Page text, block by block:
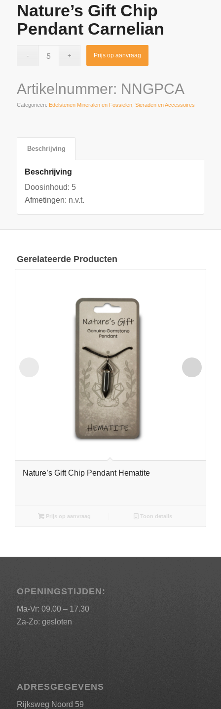
Nature’s Gift Chip
Pendant Carnelian
Prijs op aanvraag
Artikelnummer: NNGPCA
Categorieën: Edelstenen Mineralen en Fossielen, Sieraden en Accessoires
Beschrijving
Beschrijving
Doosinhoud: 5
Afmetingen: n.v.t.
Gerelateerde Producten
Nature’s Gift Chip Pendant Hematite
Prijs op aanvraag Toon details
OPENINGSTIJDEN:
Ma-Vr: 09.00 – 17.30
Za-Zo: gesloten
ADRESGEGEVENS
Rijksweg Noord 59